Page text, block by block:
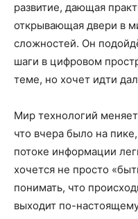
развитие, дающая
открывающая двери в
сложностей. Он
шаги в цифровом
теме, но хочет идти
Мир технологий
что вчера было на
потоке информации
хочется не просто
понимать, что
выходит по-